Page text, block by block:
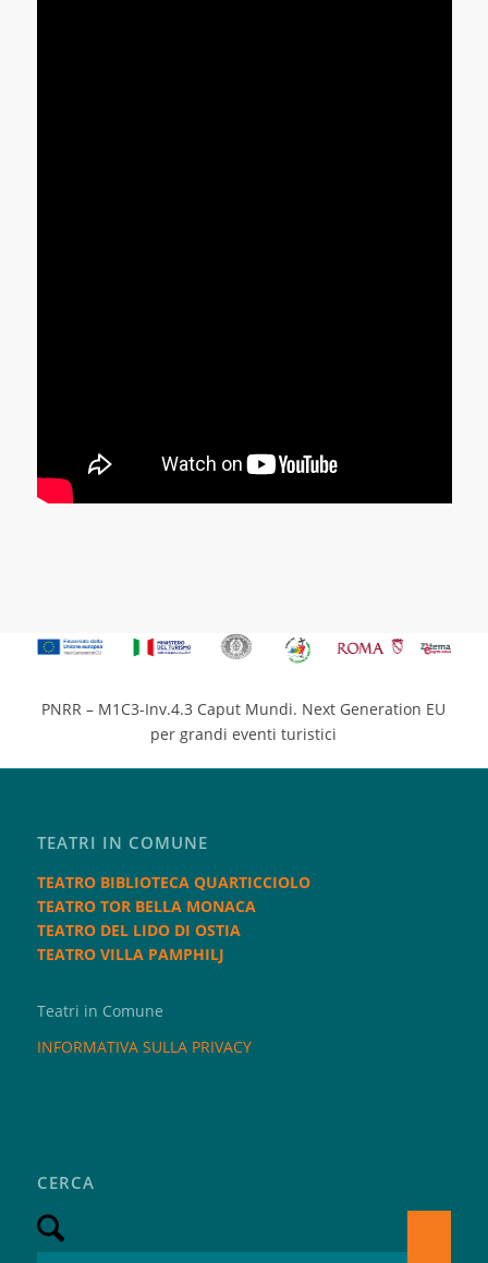
PNRR – M1C3-Inv.4.3 Caput Mundi. Next Generation EU
per grandi eventi turistici
TEATRI IN COMUNE
TEATRO BIBLIOTECA QUARTICCIOLO
TEATRO TOR BELLA MONACA
TEATRO DEL LIDO DI OSTIA
TEATRO VILLA PAMPHILJ
Teatri in Comune
INFORMATIVA SULLA PRIVACY
CERCA